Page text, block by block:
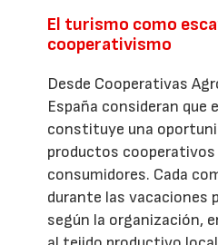
El turismo como
cooperativismo
Desde Cooperativas
España consideran que
constituye una
productos cooperativos
consumidores. Cada
durante las vacaciones
según la organización,